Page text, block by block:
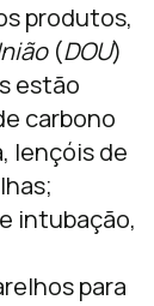
produtos,
(DOU)
estão
carbono
lençóis de
intubação,
para